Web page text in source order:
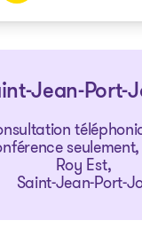
Jean-Port-
Roy Est,
Saint-Jean-Port-